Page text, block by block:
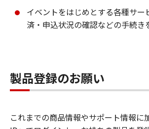
イベントをはじめとする各種サー
済・申込状況の確認などの手続き
製品登録のお願い
これまでの商品情報やサポート情報に